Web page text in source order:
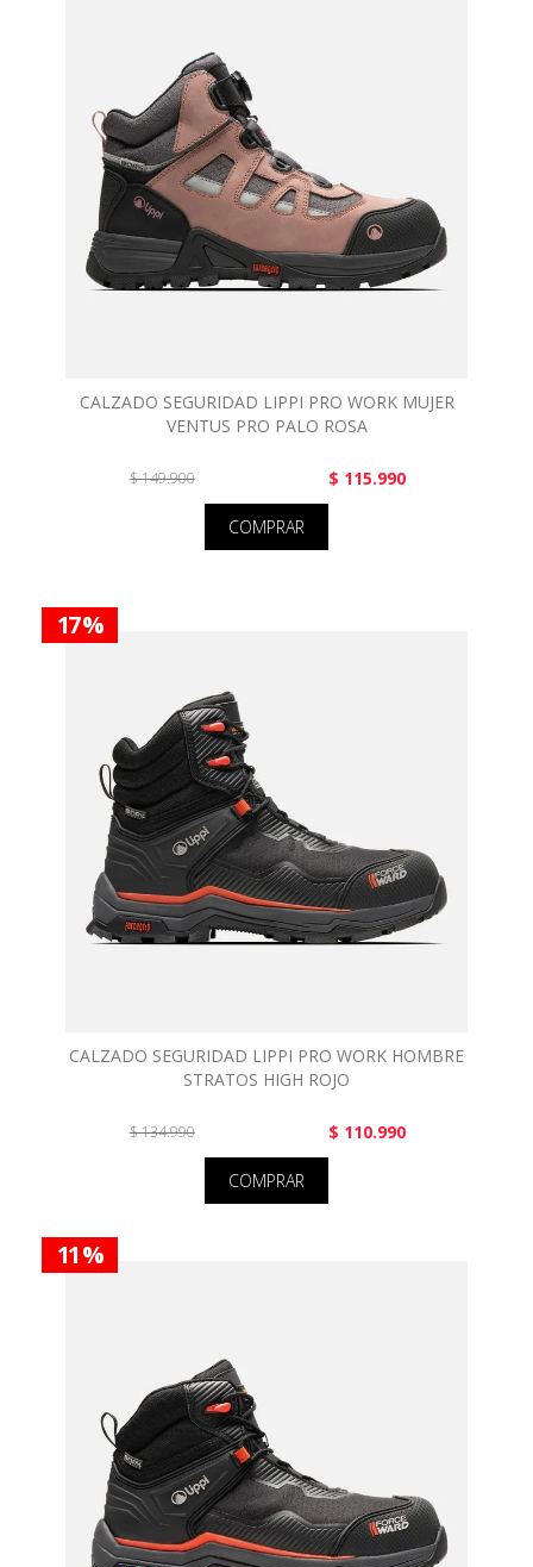
CALZADO SEGURIDAD LIPPI PRO WORK MUJER
VENTUS PRO PALO ROSA
$ 149.900 $ 115.990
COMPRAR
17 %
CALZADO SEGURIDAD LIPPI PRO WORK HOMBRE
STRATOS HIGH ROJO
$ 134.990 $ 110.990
COMPRAR
11 %